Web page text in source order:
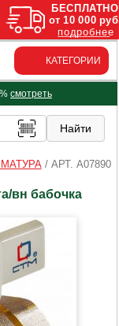
КАТЕГОРИИ
смотреть
/ АРТ. A07890
вн бабочка